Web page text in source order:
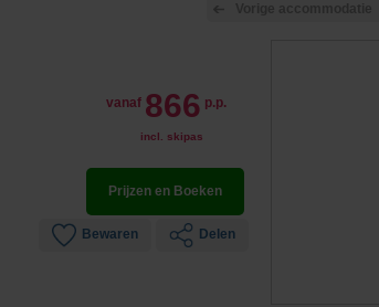
vanaf 866 p.p.
incl. skipas
Prijzen en Boeken
Bewaren Delen